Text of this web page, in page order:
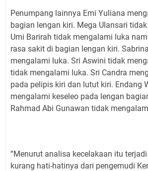
Penumpang lainnya Emi Yuliana
bagian lengan kiri. Mega Ulansari
Umi Barirah tidak mengalami luka
rasa sakit di bagian lengan kiri.
mengalami luka. Sri Aswini tidak
tidak mengalami luka. Sri Candra
pada pelipis kiri dan lutut kiri. Endang
mengalami keseleo pada lengan
Rahmad Abi Gunawan tidak
“Menurut analisa kecelakaan itu
kurang hati-hatinya dari pengemudi